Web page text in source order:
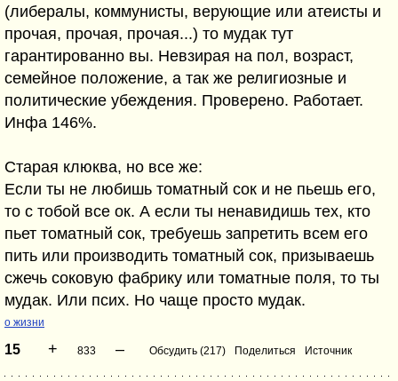
(либералы, коммунисты, верующие или атеисты и
прочая, прочая, прочая...) то мудак тут
гарантированно вы. Невзирая на пол, возраст,
семейное положение, а так же религиозные и
политические убеждения. Проверено. Работает.
Инфа 146%.
Старая клюква, но все же:
Если ты не любишь томатный сок и не пьешь его,
то с тобой все ок. А если ты ненавидишь тех, кто
пьет томатный сок, требуешь запретить всем его
пить или производить томатный сок, призываешь
сжечь соковую фабрику или томатные поля, то ты
мудак. Или псих. Но чаще просто мудак.
о жизни
15 + 833 – Обсудить (217) Поделиться Источник